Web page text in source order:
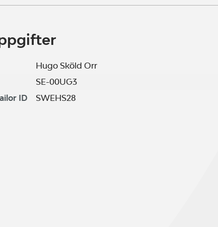
Hugo Sköld Orr
SE-00UG3
ID
SWEHS28